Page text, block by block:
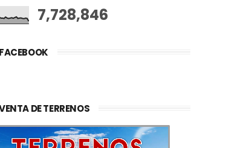
7,728,846
FACEBOOK
DE TERRENOS